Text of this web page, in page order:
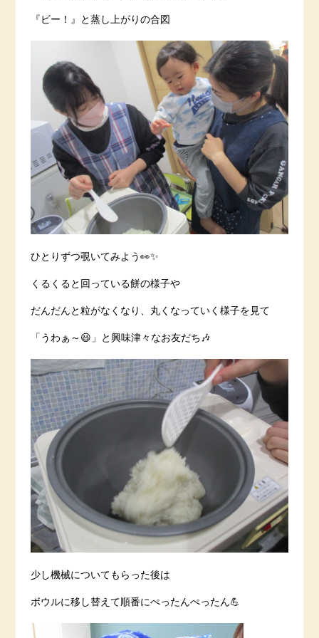
『ビー！』と蒸し上がりの合図
ひとりずつ覗いてみよう👀✨
くるくると回っている餅の様子や
だんだんと粒がなくなり、丸くなっていく様子を見て
「うわぁ～😃」と興味津々なお友だち🎶
少し機械についてもらった後は
ボウルに移し替えて順番にぺったんぺったん💪